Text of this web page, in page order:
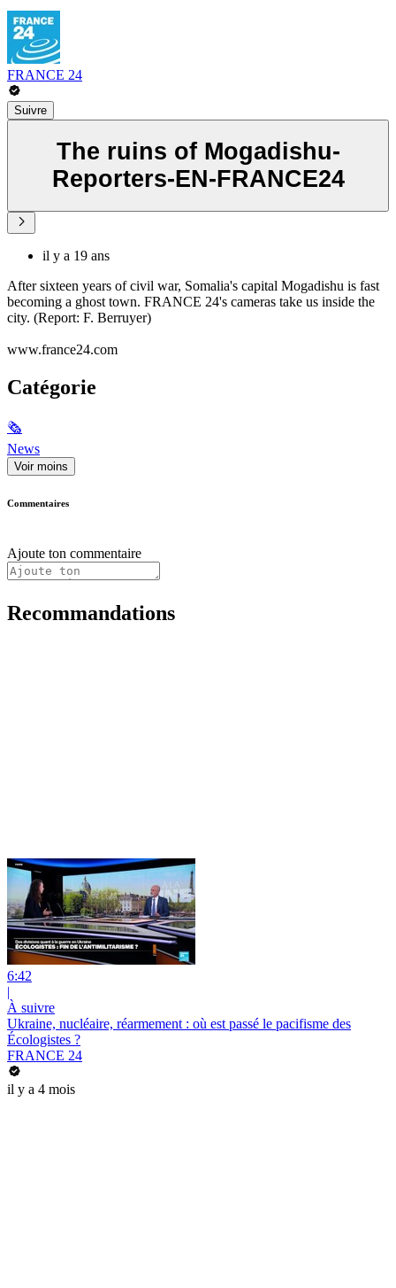
FRANCE 24
Suivre
The ruins of Mogadishu-
Reporters-EN-FRANCE24
il y a 19 ans
After sixteen years of civil war, Somalia's capital Mogadishu is fast
becoming a ghost town. FRANCE 24's cameras take us inside the
city. (Report: F. Berruyer)
www.france24.com
Catégorie
🗞
News
Voir moins
Commentaires
Ajoute ton commentaire
Recommandations
6:42
|
À suivre
Ukraine, nucléaire, réarmement : où est passé le pacifisme des
Écologistes ?
FRANCE 24
il y a 4 mois